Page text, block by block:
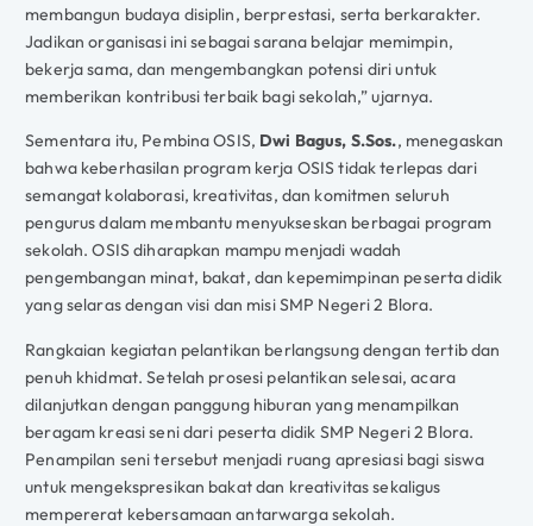
membangun budaya disiplin, berprestasi, serta berkarakter.
Jadikan organisasi ini sebagai sarana belajar memimpin,
bekerja sama, dan mengembangkan potensi diri untuk
memberikan kontribusi terbaik bagi sekolah,” ujarnya.
Sementara itu, Pembina OSIS, Dwi Bagus, S.Sos., menegaskan
bahwa keberhasilan program kerja OSIS tidak terlepas dari
semangat kolaborasi, kreativitas, dan komitmen seluruh
pengurus dalam membantu menyukseskan berbagai program
sekolah. OSIS diharapkan mampu menjadi wadah
pengembangan minat, bakat, dan kepemimpinan peserta didik
yang selaras dengan visi dan misi SMP Negeri 2 Blora.
Rangkaian kegiatan pelantikan berlangsung dengan tertib dan
penuh khidmat. Setelah prosesi pelantikan selesai, acara
dilanjutkan dengan panggung hiburan yang menampilkan
beragam kreasi seni dari peserta didik SMP Negeri 2 Blora.
Penampilan seni tersebut menjadi ruang apresiasi bagi siswa
untuk mengekspresikan bakat dan kreativitas sekaligus
mempererat kebersamaan antarwarga sekolah.